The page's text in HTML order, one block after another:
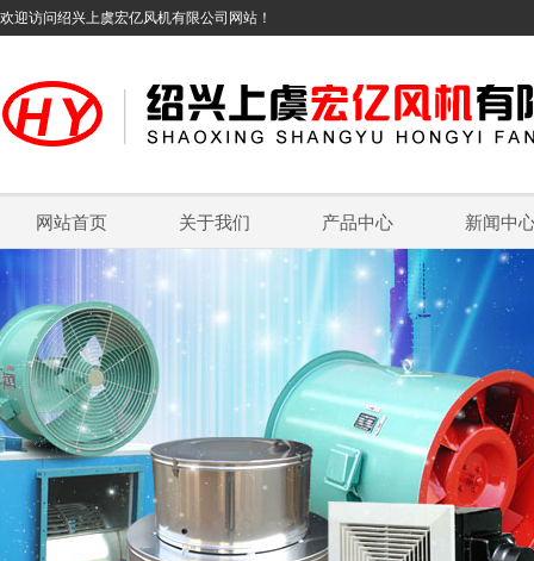
欢迎访问绍兴上虞宏亿风机有限公司网站！
网站首页 关于我们 产品中心 新闻中